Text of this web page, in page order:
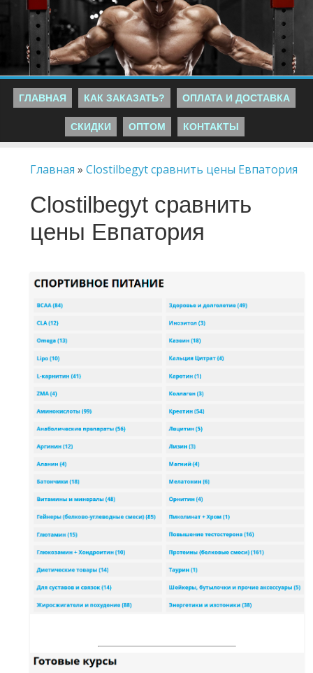
ГЛАВНАЯ КАК ЗАКАЗАТЬ? ОПЛАТА И ДОСТАВКА
СКИДКИ ОПТОМ КОНТАКТЫ
Главная »Clostilbegyt сравнить цены Евпатория
Clostilbegyt сравнить
цены Евпатория